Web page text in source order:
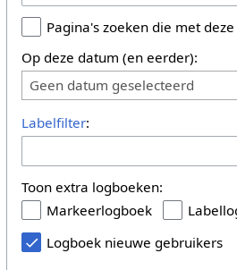
Pagina's zoeken die met
Op deze datum (en eerder):
Geen datum geselecteerd
Labelfilter:
Toon extra logboeken:
Markeerlogboek
Logboek nieuwe gebruikers